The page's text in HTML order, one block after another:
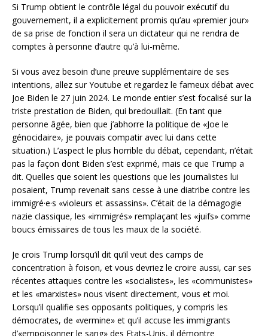
Si Trump obtient le contrôle légal du pouvoir exécutif du
gouvernement, il a explicitement promis qu’au «premier jour»
de sa prise de fonction il sera un dictateur qui ne rendra de
comptes à personne d’autre qu’à lui-même.
Si vous avez besoin d’une preuve supplémentaire de ses
intentions, allez sur Youtube et regardez le fameux débat avec
Joe Biden le 27 juin 2024. Le monde entier s’est focalisé sur la
triste prestation de Biden, qui bredouillait. (En tant que
personne âgée, bien que j’abhorre la politique de «Joe le
génocidaire», je pouvais compatir avec lui dans cette
situation.) L’aspect le plus horrible du débat, cependant, n’était
pas la façon dont Biden s’est exprimé, mais ce que Trump a
dit. Quelles que soient les questions que les journalistes lui
posaient, Trump revenait sans cesse à une diatribe contre les
immigré·e·s «violeurs et assassins». C’était de la démagogie
nazie classique, les «immigrés» remplaçant les «juifs» comme
boucs émissaires de tous les maux de la société.
Je crois Trump lorsqu’il dit qu’il veut des camps de
concentration à foison, et vous devriez le croire aussi, car ses
récentes attaques contre les «socialistes», les «communistes»
et les «marxistes» nous visent directement, vous et moi.
Lorsqu’il qualifie ses opposants politiques, y compris les
démocrates, de «vermine» et qu’il accuse les immigrants
d’«empoisonner le sang» des Etats-Unis, il démontre